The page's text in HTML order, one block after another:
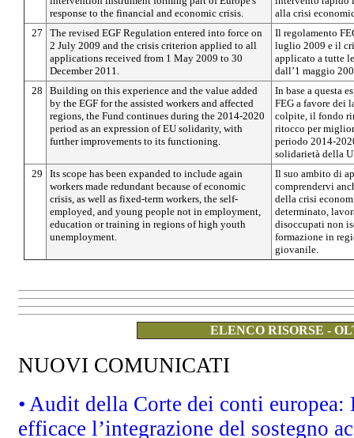
response to the financial and economic crisis.
alla crisi
27
The revised EGF Regulation entered into force on
2 July 2009 and the crisis criterion applied to all
applications received from 1 May 2009 to 30
December 2011.
Il regolamento
luglio 2009 e il
applicato a tutte
dall’1 maggio
28
Building on this experience and the value added
by the EGF for the assisted workers and affected
regions, the Fund continues during the 2014-2020
period as an expression of EU solidarity, with
further improvements to its functioning.
In base a questa
FEG a favore dei
colpite, il fondo
ritocco per
periodo 2014-
solidarietà della
29
Its scope has been expanded to include again
workers made redundant because of economic
crisis, as well as fixed-term workers, the self-
employed, and young people not in employment,
education or training in regions of high youth
unemployment.
Il suo ambito di
comprendervi
della crisi
determinato,
disoccupati non
formazione in
giovanile.
ELENCO RISORSE -
NUOVI COMUNICATI
• Audit della Corte dei conti
efficace l’integrazione del sostegno